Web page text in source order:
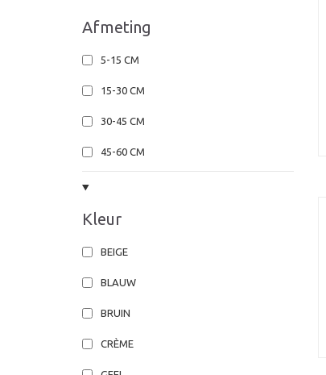
Afmeting
5-15 CM
15-30 CM
30-45 CM
45-60 CM
Kleur
BEIGE
BLAUW
BRUIN
CRÈME